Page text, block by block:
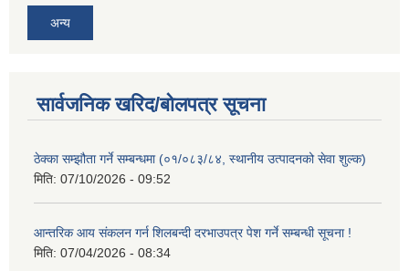
अन्य
सार्वजनिक खरिद/बोलपत्र सूचना
ठेक्का सम्झौता गर्ने सम्बन्धमा (०१/०८३/८४, स्थानीय उत्पादनको सेवा शुल्क)
मिति: 07/10/2026 - 09:52
आन्तरिक आय संकलन गर्न शिलबन्दी दरभाउपत्र पेश गर्ने सम्बन्धी सूचना !
मिति: 07/04/2026 - 08:34